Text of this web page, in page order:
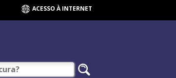
ACESSO À INTERNET